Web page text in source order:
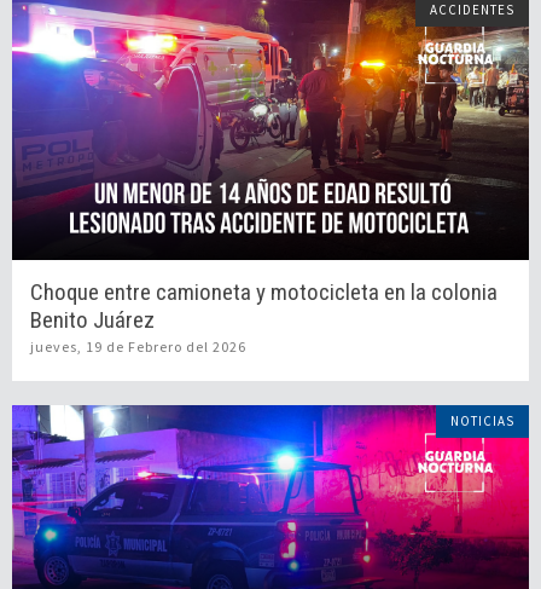
ACCIDENTES
Choque entre camioneta y motocicleta en la colonia
Benito Juárez
jueves, 19 de Febrero del 2026
NOTICIAS